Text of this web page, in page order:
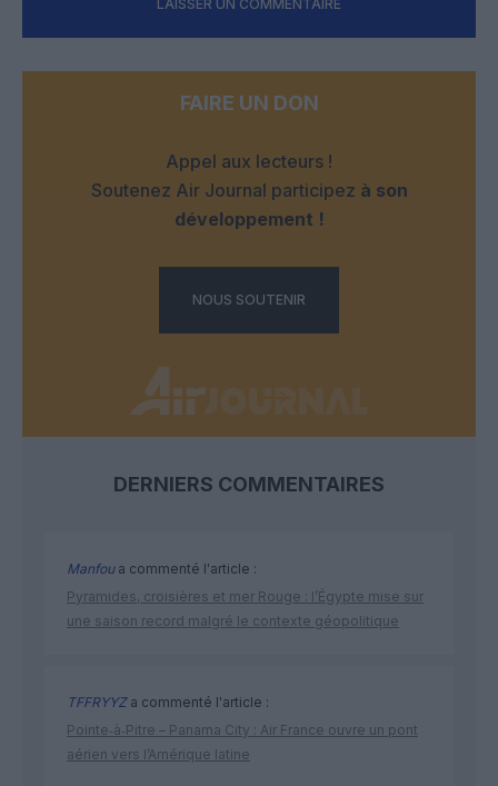
LAISSER UN COMMENTAIRE
FAIRE UN DON
Appel aux lecteurs !
Soutenez Air Journal participez à son
développement !
NOUS SOUTENIR
DERNIERS COMMENTAIRES
Manfoua commenté l'article :
Pyramides, croisières et mer Rouge : l’Égypte mise sur
une saison record malgré le contexte géopolitique
TFFRYYZa commenté l'article :
Pointe‑à‑Pitre – Panama City : Air France ouvre un pont
aérien vers l’Amérique latine